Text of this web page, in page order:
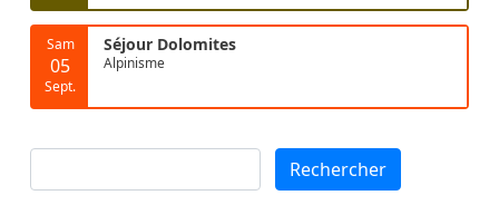
Sam
05
Sept.
Séjour Dolomites
Alpinisme
Rechercher Rechercher